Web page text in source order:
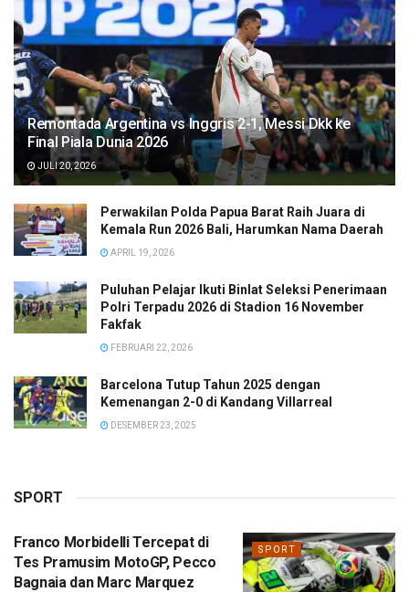
Remontada Argentina vs Inggris 2-1, Messi Dkk ke
Final Piala Dunia 2026
JULI 20, 2026
Perwakilan Polda Papua Barat Raih Juara di
Kemala Run 2026 Bali, Harumkan Nama Daerah
APRIL 19, 2026
Puluhan Pelajar Ikuti Binlat Seleksi Penerimaan
Polri Terpadu 2026 di Stadion 16 November
Fakfak
FEBRUARI 22, 2026
Barcelona Tutup Tahun 2025 dengan
Kemenangan 2-0 di Kandang Villarreal
DESEMBER 23, 2025
SPORT
SPORT
Franco Morbidelli Tercepat di
Tes Pramusim MotoGP, Pecco
Bagnaia dan Marc Marquez